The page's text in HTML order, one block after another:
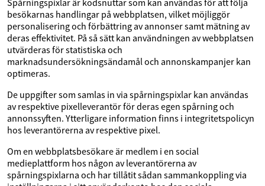
Spårningspixlar är kodsnuttar som kan användas för att följa
besökarnas handlingar på webbplatsen, vilket möjliggör
personalisering och förbättring av annonser samt mätning av
deras effektivitet. På så sätt kan användningen av webbplatsen
utvärderas för statistiska och
marknadsundersökningsändamål och annonskampanjer kan
optimeras.
De uppgifter som samlas in via spårningspixlar kan användas
av respektive pixelleverantör för deras egen spårning och
annonssyften. Ytterligare information finns i integritetspolicyn
hos leverantörerna av respektive pixel.
Om en webbplatsbesökare är medlem i en social
medieplattform hos någon av leverantörerna av
spårningspixlarna och har tillåtit sådan sammankoppling via